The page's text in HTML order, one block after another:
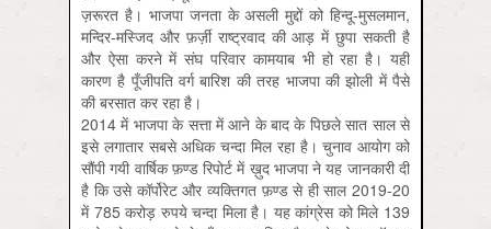
ज़रूरत है। भाजपा जनता के असली मुद्दों को हिन्दू-मुसलमान,
मन्दिर-मस्जिद और फ़र्ज़ी राष्ट्रवाद की आड़ में छुपा सकती है
और ऐसा करने में संघ परिवार कामयाब भी हो रहा है। यही
कारण है पूँजीपति वर्ग बारिश की तरह भाजपा की झोली में पैसे
की बरसात कर रहा है।
2014 में भाजपा के सत्ता में आने के बाद के पिछले सात साल से
इसे लगातार सबसे अधिक चन्दा मिल रहा है। चुनाव आयोग को
सौंपी गयी वार्षिक फ़ण्ड रिपोर्ट में ख़ुद भाजपा ने यह जानकारी दी
है कि उसे कॉर्पोरेट और व्यक्तिगत फ़ण्ड से ही साल 2019-20
में 785 करोड़ रुपये चन्दा मिला है। यह कांग्रेस को मिले 139